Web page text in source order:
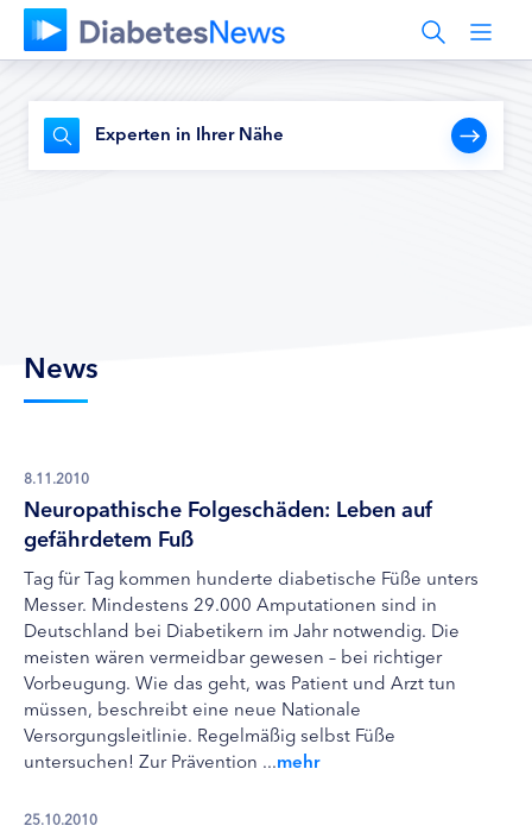
Experten in Ihrer Nähe
News
8.11.2010
Neuropathische Folgeschäden: Leben auf
gefährdetem Fuß
Tag für Tag kommen hunderte diabetische Füße unters
Messer. Mindestens 29.000 Amputationen sind in
Deutschland bei Diabetikern im Jahr notwendig. Die
meisten wären vermeidbar gewesen – bei richtiger
Vorbeugung. Wie das geht, was Patient und Arzt tun
müssen, beschreibt eine neue Nationale
Versorgungsleitlinie. Regelmäßig selbst Füße
untersuchen! Zur Prävention ...mehr
25.10.2010